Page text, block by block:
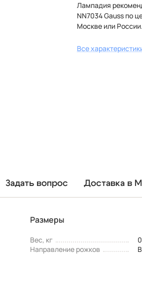
Лампадия рекомендует к покупке: Ночник
NN7034 Gauss по
Москве или России.
Все
Задать вопрос Доставка в
Размеры
Вес, кг
Направление рожков